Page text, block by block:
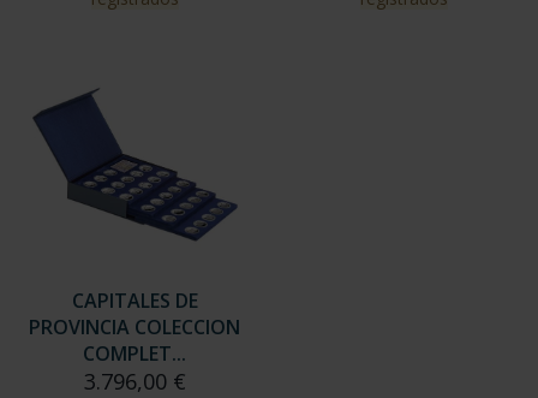
CAPITALES DE
PROVINCIA COLECCION
COMPLET...
3.796,00 €